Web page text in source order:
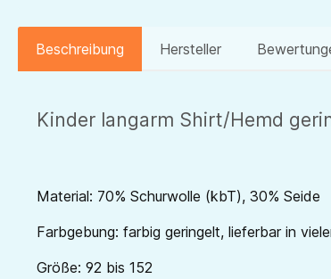
Beschreibung Hersteller
Kinder langarm Shirt/Hemd
Material: 70% Schurwolle (kbT), 30% Seide
Farbgebung: farbig geringelt, lieferbar in
Größe: 92 bis 152